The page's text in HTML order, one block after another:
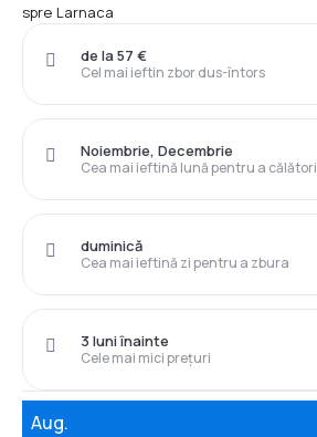
spre Larnaca
Cel mai ieftin zbor dus-întors
de la 57 €
Cea mai ieftină lună pentru a călători
Noiembrie, Decembrie
Cea mai ieftină zi pentru a zbura
duminică
Cele mai mici prețuri
3 luni înainte
Aug.